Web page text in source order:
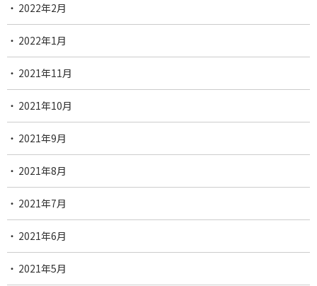
2022年2月
2022年1月
2021年11月
2021年10月
2021年9月
2021年8月
2021年7月
2021年6月
2021年5月